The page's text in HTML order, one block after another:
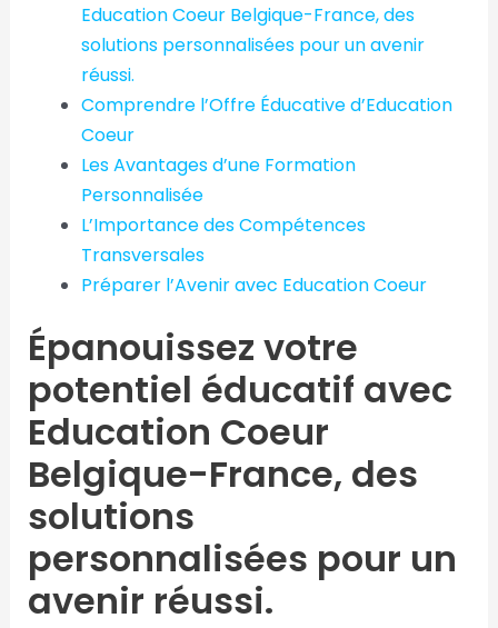
Education Coeur Belgique-France, des
solutions personnalisées pour un avenir
réussi.
Comprendre l’Offre Éducative d’Education
Coeur
Les Avantages d’une Formation
Personnalisée
L’Importance des Compétences
Transversales
Préparer l’Avenir avec Education Coeur
Épanouissez votre
potentiel éducatif avec
Education Coeur
Belgique-France, des
solutions
personnalisées pour un
avenir réussi.